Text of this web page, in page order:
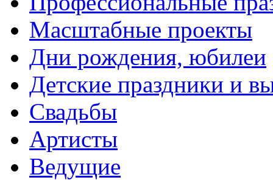
Масштабные проекты
Дни рождения, юбилеи
Детские праздники и
Свадьбы
Артисты
Ведущие